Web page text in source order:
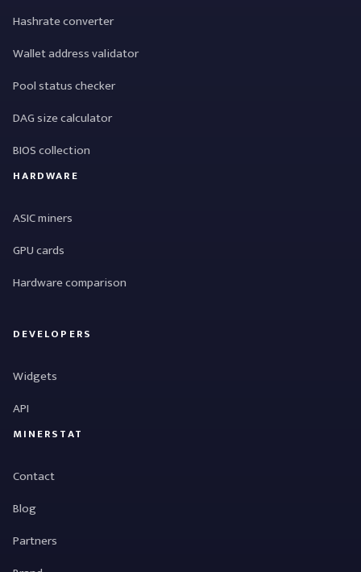
Hashrate converter
Wallet address validator
Pool status checker
DAG size calculator
BIOS collection
HARDWARE
ASIC miners
GPU cards
Hardware comparison
DEVELOPERS
Widgets
API
MINERSTAT
Contact
Blog
Partners